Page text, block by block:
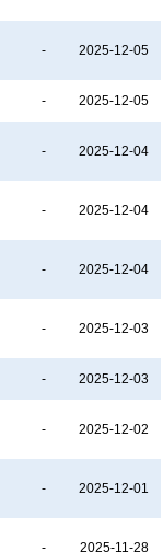
- 2025-12-05
- 2025-12-05
- 2025-12-04
- 2025-12-04
- 2025-12-04
- 2025-12-03
- 2025-12-03
- 2025-12-02
- 2025-12-01
- 2025-11-28